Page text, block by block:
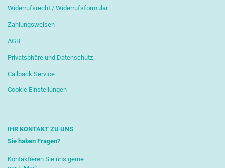
Widerrufsrecht / Widerrufsformular
Zahlungsweisen
AGB
Privatsphäre und Datenschutz
Callback Service
Cookie Einstellungen
IHR KONTAKT ZU UNS
Sie haben Fragen?
Kontaktieren Sie uns gerne